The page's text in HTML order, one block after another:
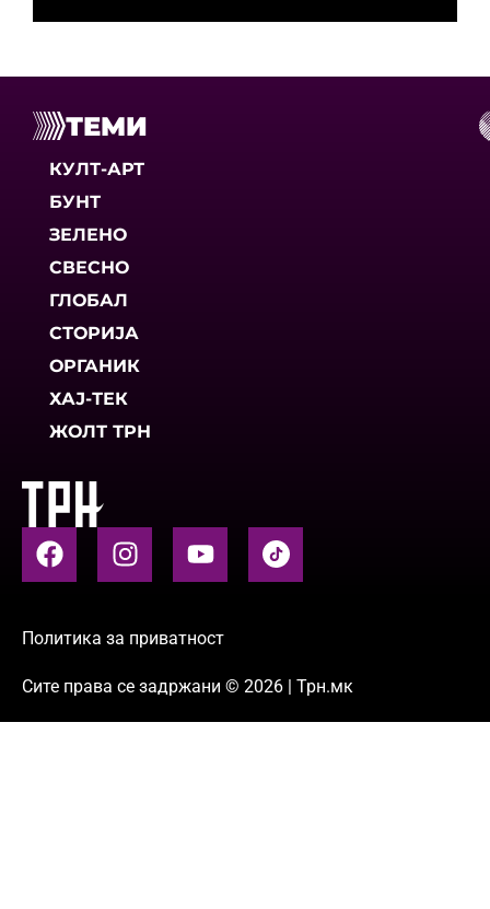
ТЕМИ
КУЛТ-АРТ
БУНТ
ЗЕЛЕНО
СВЕСНО
ГЛОБАЛ
СТОРИЈА
ОРГАНИК
ХАЈ-ТЕК
ЖОЛТ ТРН
Политика за приватност
Сите права се задржани © 2026 | Трн.мк